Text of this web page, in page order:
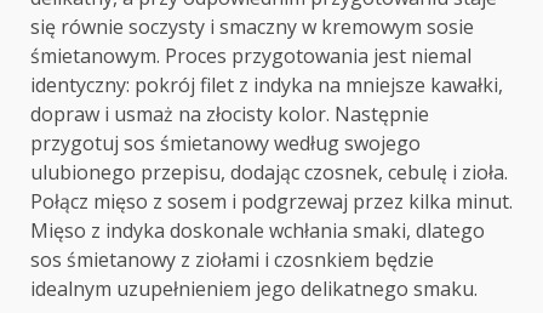
się równie soczysty i smaczny w kremowym sosie
śmietanowym. Proces przygotowania jest niemal
identyczny: pokrój filet z indyka na mniejsze kawałki,
dopraw i usmaż na złocisty kolor. Następnie
przygotuj sos śmietanowy według swojego
ulubionego przepisu, dodając czosnek, cebulę i zioła.
Połącz mięso z sosem i podgrzewaj przez kilka minut.
Mięso z indyka doskonale wchłania smaki, dlatego
sos śmietanowy z ziołami i czosnkiem będzie
idealnym uzupełnieniem jego delikatnego smaku.